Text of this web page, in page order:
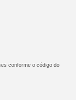
conforme o código do